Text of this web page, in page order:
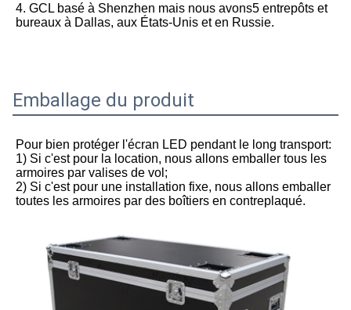
4. GCL basé à Shenzhen mais nous avons5 entrepôts et
bureaux à Dallas, aux États-Unis et en Russie.
Emballage du produit
Pour bien protéger l'écran LED pendant le long transport:
1) Si c'est pour la location, nous allons emballer tous les
armoires par valises de vol;
2) Si c'est pour une installation fixe, nous allons emballer
toutes les armoires par des boîtiers en contreplaqué.